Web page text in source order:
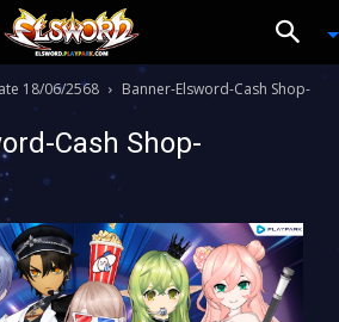
18/06/2568
Banner-Elsword-Cash Shop-
Cash Shop-